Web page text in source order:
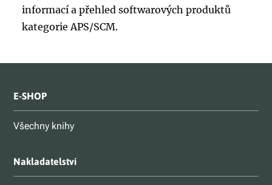
informací a přehled softwarových produktů
kategorie APS/SCM.
E-SHOP
Všechny knihy
Nakladatelství